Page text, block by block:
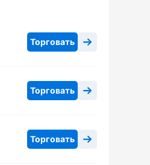
Торговать
Торговать
Торговать